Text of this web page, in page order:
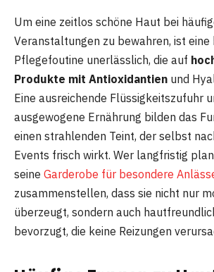
Um eine zeitlos schöne Haut bei
Veranstaltungen zu bewahren, ist eine
Pflegefoutine unerlässlich, die auf
Produkte mit Antioxidantien und
Eine ausreichende Flüssigkeitszufuhr
ausgewogene Ernährung bilden das
einen strahlenden Teint, der selbst
Events frisch wirkt. Wer langfristig
seine Garderobe für besondere
zusammenstellen, dass sie nicht nur
überzeugt, sondern auch
bevorzugt, die keine Reizungen